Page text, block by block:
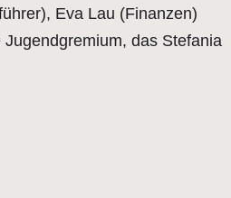
Eva Lau (Finanzen)
das Stefania